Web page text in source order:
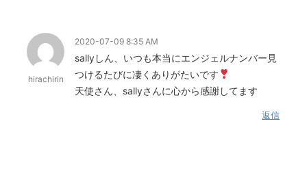
hirachirin
2020-07-09 8:35 AM
sallyしん、いつも本当にエンジェルナンバー見
つけるたびに凄くありがたいです
天使さん、sallyさんに心から感謝してます
返信